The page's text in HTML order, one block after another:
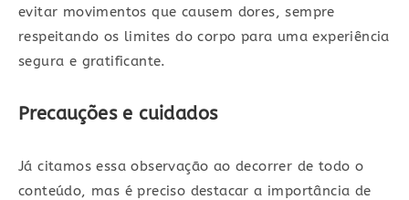
evitar movimentos que causem dores, sempre
respeitando os limites do corpo para uma experiência
segura e gratificante.
Precauções e cuidados
Já citamos essa observação ao decorrer de todo o
conteúdo, mas é preciso destacar a importância de